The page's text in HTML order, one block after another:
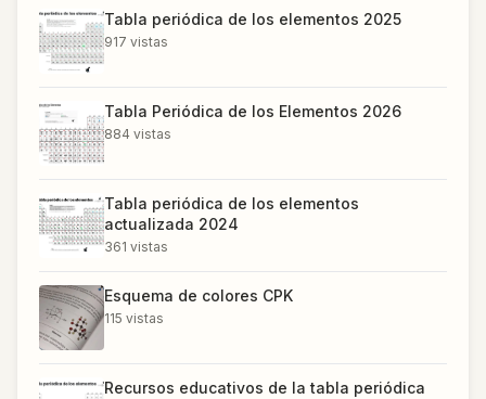
Tabla periódica de los elementos 2025
917 vistas
Tabla Periódica de los Elementos 2026
884 vistas
Tabla periódica de los elementos
actualizada 2024
361 vistas
Esquema de colores CPK
115 vistas
Recursos educativos de la tabla periódica